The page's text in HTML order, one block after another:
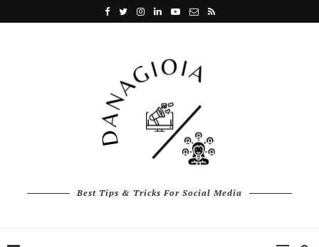
Best Tips & Tricks For Social Media